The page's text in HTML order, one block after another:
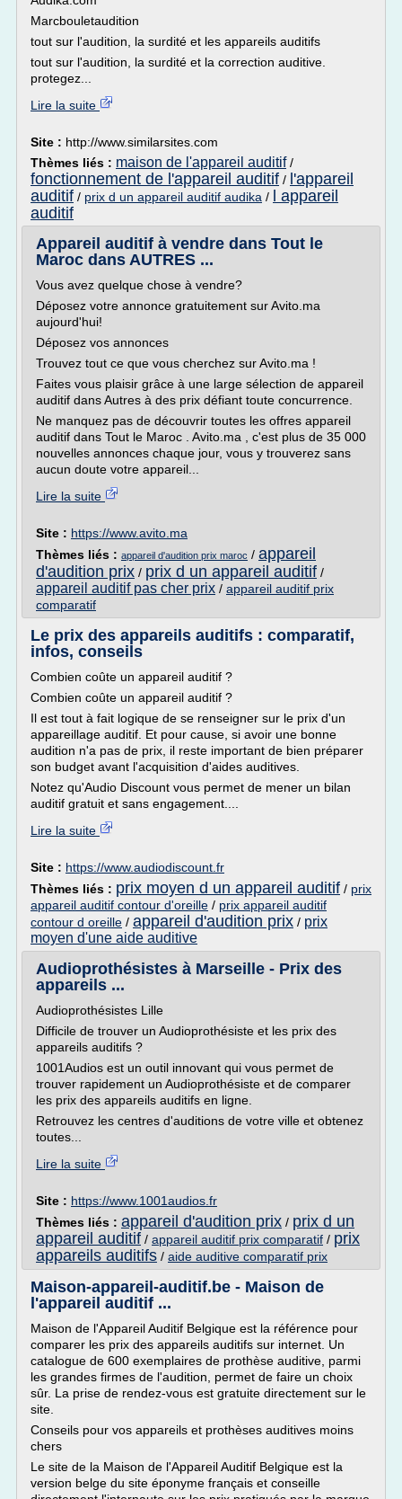
Marcbouletaudition
tout sur l'audition, la surdité et les appareils auditifs
tout sur l'audition, la surdité et la correction auditive.
protegez...
Lire la suite
Site : http://www.similarsites.com
Thèmes liés : maison de l'appareil auditif/
fonctionnement de l'appareil auditif / l'appareil
auditif / prix d un appareil auditif audika /
l appareil
auditif
Appareil auditif à vendre dans Tout le
Maroc dans AUTRES ...
Vous avez quelque chose à vendre?
Déposez votre annonce gratuitement sur Avito.ma
aujourd'hui!
Déposez vos annonces
Trouvez tout ce que vous cherchez sur Avito.ma !
Faites vous plaisir grâce à une large sélection de appareil
auditif dans Autres à des prix défiant toute concurrence.
Ne manquez pas de découvrir toutes les offres appareil
auditif dans Tout le Maroc . Avito.ma , c'est plus de 35 000
nouvelles annonces chaque jour, vous y trouverez sans
aucun doute votre appareil...
Lire la suite
Site : https://www.avito.ma
Thèmes liés : appareil d'audition prix maroc / appareil
d'audition prix / prix d un appareil auditif /
appareil auditif pas cher prix / appareil auditif prix
comparatif
Le prix des appareils auditifs : comparatif,
infos, conseils
Combien coûte un appareil auditif ?
Combien coûte un appareil auditif ?
Il est tout à fait logique de se renseigner sur le prix d'un
appareillage auditif. Et pour cause, si avoir une bonne
audition n'a pas de prix, il reste important de bien préparer
son budget avant l'acquisition d'aides auditives.
Notez qu'Audio Discount vous permet de mener un bilan
auditif gratuit et sans engagement....
Lire la suite
Site : https://www.audiodiscount.fr
Thèmes liés : prix moyen d un appareil auditif / prix
appareil auditif contour d'oreille / prix appareil auditif
contour d oreille / appareil d'audition prix / prix
moyen d'une aide auditive
Audioprothésistes à Marseille - Prix des
appareils ...
Audioprothésistes Lille
Difficile de trouver un Audioprothésiste et les prix des
appareils auditifs ?
1001Audios est un outil innovant qui vous permet de
trouver rapidement un Audioprothésiste et de comparer
les prix des appareils auditifs en ligne.
Retrouvez les centres d'auditions de votre ville et obtenez
toutes...
Lire la suite
Site : https://www.1001audios.fr
Thèmes liés : appareil d'audition prix / prix d un
appareil auditif / appareil auditif prix comparatif / prix
appareils auditifs / aide auditive comparatif prix
Maison-appareil-auditif.be - Maison de
l'appareil auditif ...
Maison de l'Appareil Auditif Belgique est la référence pour
comparer les prix des appareils auditifs sur internet. Un
catalogue de 600 exemplaires de prothèse auditive, parmi
les grandes firmes de l'audition, permet de faire un choix
sûr. La prise de rendez-vous est gratuite directement sur le
site.
Conseils pour vos appareils et prothèses auditives moins
chers
Le site de la Maison de l'Appareil Auditif Belgique est la
version belge du site éponyme français et conseille